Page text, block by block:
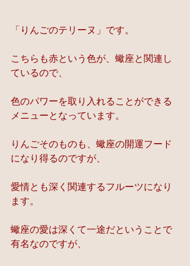
「りんごのテリーヌ」です。
こちらも赤という色が、蠍座と関連し
ているので、
色のパワーを取り入れることができる
メニューとなっています。
りんごそのものも、蠍座の開運フード
になり得るのですが、
愛情とも深く関連するフルーツになり
ます。
蠍座の愛は深くて一途だということで
有名なのですが、